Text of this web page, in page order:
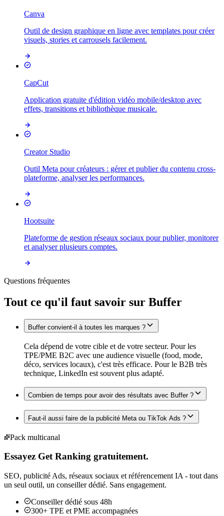
Canva
Outil de design graphique en ligne avec templates pour créer
visuels, stories et carrousels facilement.
CapCut
Application gratuite d'édition vidéo mobile/desktop avec
effets, transitions et bibliothèque musicale.
Creator Studio
Outil Meta pour créateurs : gérer et publier du contenu cross-
plateforme, analyser les performances.
Hootsuite
Plateforme de gestion réseaux sociaux pour publier, monitorer
et analyser plusieurs comptes.
Questions fréquentes
Tout ce qu'il faut savoir sur Buffer
Buffer convient-il à toutes les marques ?
Cela dépend de votre cible et de votre secteur. Pour les
TPE/PME B2C avec une audience visuelle (food, mode,
déco, services locaux), c'est très efficace. Pour le B2B très
technique, LinkedIn est souvent plus adapté.
Combien de temps pour avoir des résultats avec Buffer ?
Faut-il aussi faire de la publicité Meta ou TikTok Ads ?
Pack multicanal
Essayez Get Ranking gratuitement.
SEO, publicité Ads, réseaux sociaux et référencement IA - tout dans
un seul outil, un conseiller dédié. Sans engagement.
Conseiller dédié sous 48h
300+ TPE et PME accompagnées